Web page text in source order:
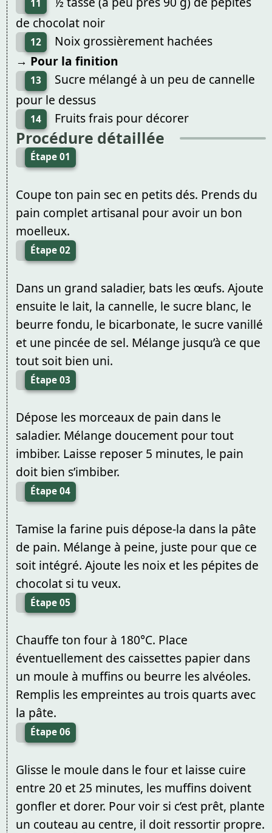
11
de chocolat noir
12
Noix grossièrement hachées
→ Pour la finition
13
Sucre mélangé à un peu de cannelle
pour le dessus
14 Fruits frais pour décorer
Procédure détaillée
Étape 01
Coupe ton pain sec en petits dés. Prends du
pain complet artisanal pour avoir un bon
moelleux.
Étape 02
Dans un grand saladier, bats les œufs. Ajoute
ensuite le lait, la cannelle, le sucre blanc, le
beurre fondu, le bicarbonate, le sucre vanillé
et une pincée de sel. Mélange jusqu’à ce que
tout soit bien uni.
Étape 03
Dépose les morceaux de pain dans le
saladier. Mélange doucement pour tout
imbiber. Laisse reposer 5 minutes, le pain
doit bien s’imbiber.
Étape 04
Tamise la farine puis dépose-la dans la pâte
de pain. Mélange à peine, juste pour que ce
soit intégré. Ajoute les noix et les pépites de
chocolat si tu veux.
Étape 05
Chauffe ton four à 180°C. Place
éventuellement des caissettes papier dans
un moule à muffins ou beurre les alvéoles.
Remplis les empreintes au trois quarts avec
la pâte.
Étape 06
Glisse le moule dans le four et laisse cuire
entre 20 et 25 minutes, les muffins doivent
gonfler et dorer. Pour voir si c’est prêt, plante
un couteau au centre, il doit ressortir propre.